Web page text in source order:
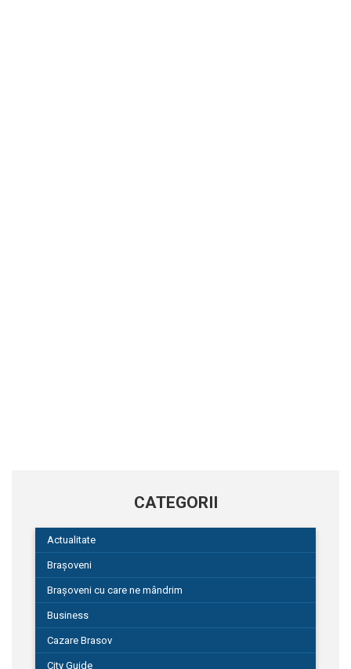
CATEGORII
Actualitate
Brașoveni
Brașoveni cu care ne mândrim
Business
Cazare Brasov
City Guide